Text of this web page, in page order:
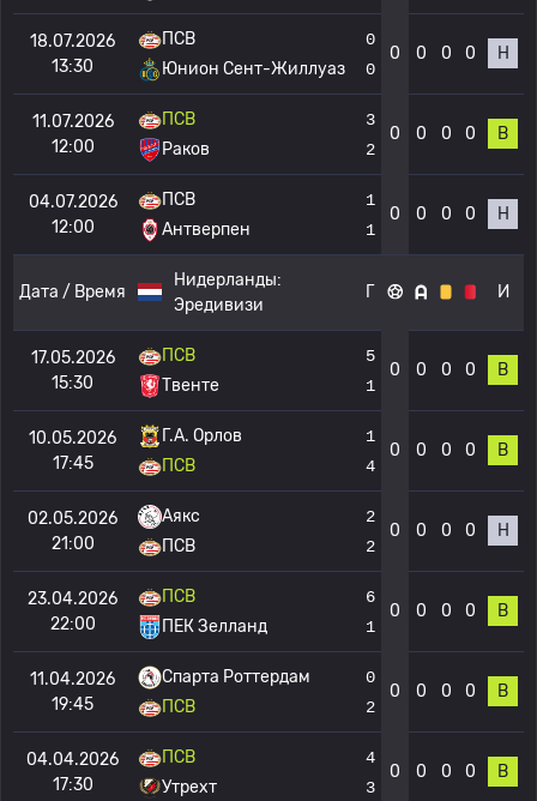
18.07.2026
13:30
ПСВ
Юнион Сент-Жиллуаз
0
0
0 0 0 0 Н
11.07.2026
12:00
ПСВ
Раков
3
2
0 0 0 0 В
04.07.2026
12:00
ПСВ
Антверпен
1
1
0 0 0 0 Н
Дата / Время
Нидерланды:
Эредивизи
Г И
17.05.2026
15:30
ПСВ
Твенте
5
1
0 0 0 0 В
10.05.2026
17:45
Г.А. Орлов
ПСВ
1
4
0 0 0 0 В
02.05.2026
21:00
Аякс
ПСВ
2
2
0 0 0 0 Н
23.04.2026
22:00
ПСВ
ПЕК Зелланд
6
1
0 0 0 0 В
11.04.2026
19:45
Спарта Роттердам
ПСВ
0
2
0 0 0 0 В
04.04.2026
17:30
ПСВ
Утрехт
4
3
0 0 0 0 В